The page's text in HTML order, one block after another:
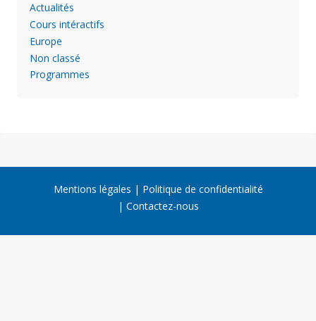
Actualités
Cours intéractifs
Europe
Non classé
Programmes
Mentions légales
Politique de confidentialité
Contactez-nous